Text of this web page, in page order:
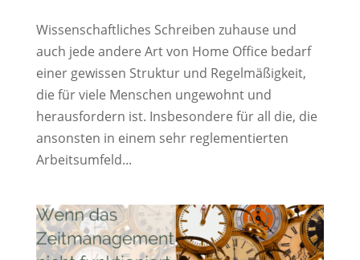
Wissenschaftliches Schreiben zuhause und
auch jede andere Art von Home Office bedarf
einer gewissen Struktur und Regelmäßigkeit,
die für viele Menschen ungewohnt und
herausfordern ist. Insbesondere für all die, die
ansonsten in einem sehr reglementierten
Arbeitsumfeld...